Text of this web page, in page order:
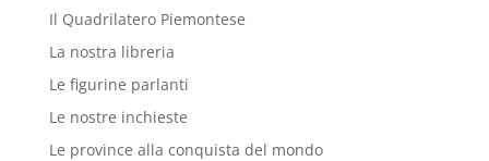
Il Quadrilatero Piemontese
La nostra libreria
Le figurine parlanti
Le nostre inchieste
Le province alla conquista del mondo